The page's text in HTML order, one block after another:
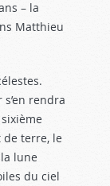
– la
Matthieu
rendra
terre, le
lune
du ciel